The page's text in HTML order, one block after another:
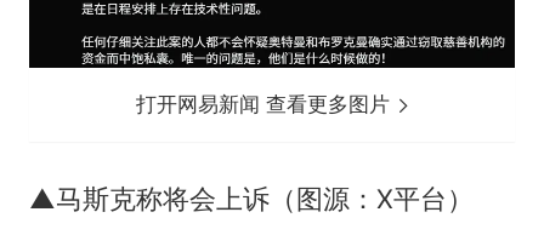
打开网易新闻 查看更多图片
▲马斯克称将会上诉（图源：X平台）